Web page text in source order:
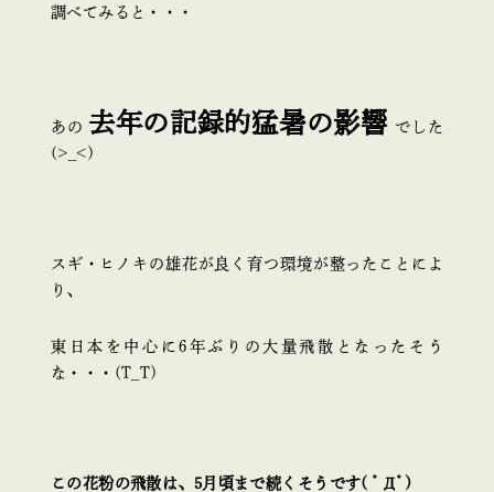
調べてみると・・・
あの 去年の記録的猛暑の影響 でした
(>_<)
スギ・ヒノキの雄花が良く育つ環境が整ったことによ
り、
東日本を中心に6年ぶりの大量飛散となったそう
な・・・(T_T)
この花粉の飛散は、5月頃まで続くそうです( ﾟДﾟ)